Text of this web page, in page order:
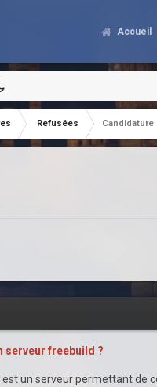
Accueil
Refusées
serveur freebuild ?
un serveur permettant de